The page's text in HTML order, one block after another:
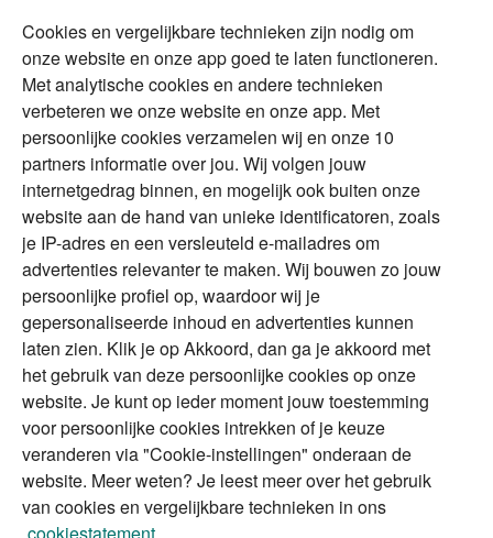
Duurzaam
Vermogensplanning
Tweede huis in
buitenland
DGA
Erfenis
Over Financial Focus
Specialisten
Financial Focus
magazine
The Exit Years
Contact
Alles voor en over vermogenden.
Over ABN AMRO Veiligheid
Privacy & Cookies
Toegankelijkheid
Disclaimer RSS
Cookies en vergelijkbare technieken zijn nodig om
onze website en onze app goed te laten functioneren.
Met analytische cookies en andere technieken
verbeteren we onze website en onze app. Met
persoonlijke cookies verzamelen wij en onze 10
partners informatie over jou. Wij volgen jouw
internetgedrag binnen, en mogelijk ook buiten onze
website aan de hand van unieke identificatoren, zoals
je IP-adres en een versleuteld e-mailadres om
advertenties relevanter te maken. Wij bouwen zo jouw
persoonlijke profiel op, waardoor wij je
gepersonaliseerde inhoud en advertenties kunnen
laten zien. Klik je op Akkoord, dan ga je akkoord met
het gebruik van deze persoonlijke cookies op onze
website. Je kunt op ieder moment jouw toestemming
voor persoonlijke cookies intrekken of je keuze
veranderen via "Cookie-instellingen" onderaan de
website. Meer weten? Je leest meer over het gebruik
van cookies en vergelijkbare technieken in ons